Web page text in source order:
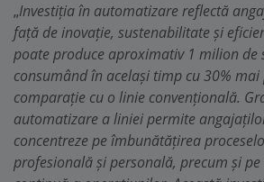
„Investiția în automatizare reflectă
față de inovație, sustenabilitate și
poate produce aproximativ 1 milion de
consumând în același timp cu 30%
comparație cu o linie convențională.
automatizare a liniei permite
concentreze pe îmbunătățirea
profesională și personală, precum și